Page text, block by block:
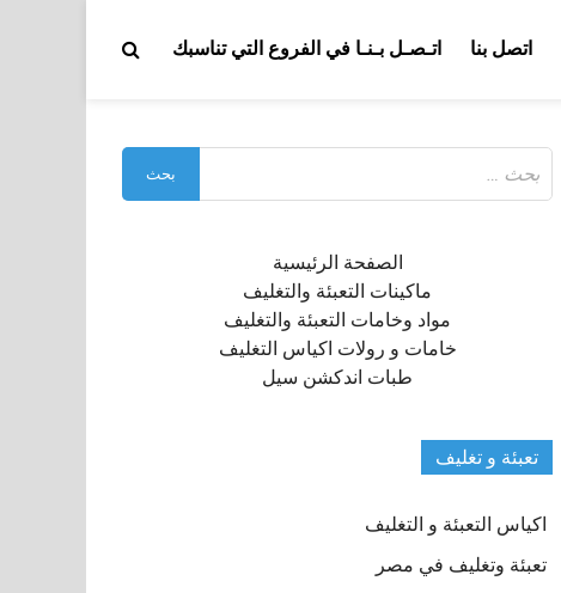
اتصل بنا اتـصـل بـنـا في الفروع التي تناسبك
عن:
الصفحة الرئيسية
ماكينات التعبئة والتغليف
مواد وخامات التعبئة والتغليف
خامات و رولات اكياس التغليف
طبات اندكشن سيل
تعبئة و تغليف
اكياس التعبئة و التغليف
تعبئة وتغليف في مصر